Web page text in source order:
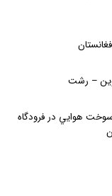
– رشت
سوخت هوايي در فرودگاه